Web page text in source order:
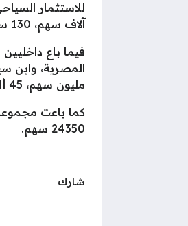
آلاف سهم، 130 سهم، 50 ألف سهم، على الترتيب.
فيما باع
مليون سهم، 45 ألف سهم، 28553 سهمًا، 41 سهمًا، 69420 سهم، 60 ألف سهم، 35 ألف سهم، 8 آلاف سهم، على الترتيب.
24350 سهم.
شارك